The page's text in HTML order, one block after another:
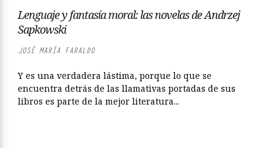
Lenguaje y fantasía moral: las novelas de Andrzej
Sapkowski
JOSÉ MARÍA FARALDO
Y es una verdadera lástima, porque lo que se
encuentra detrás de las llamativas portadas de sus
libros es parte de la mejor literatura...